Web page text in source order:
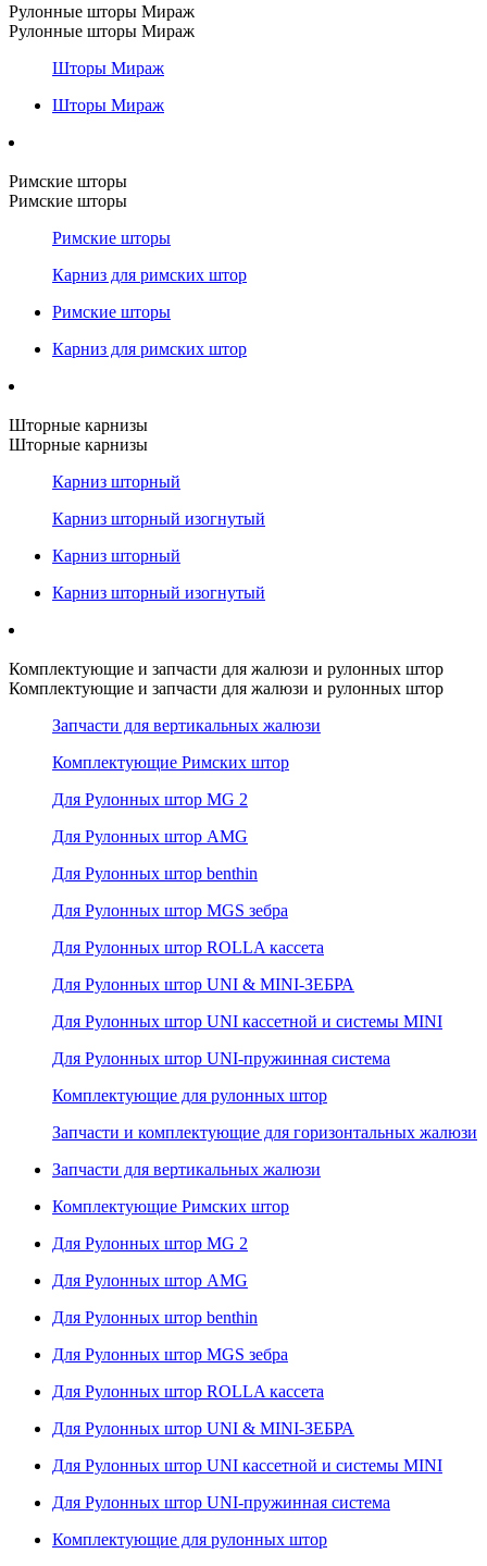
Рулонные шторы Мираж
Рулонные шторы Мираж
Шторы Мираж
Шторы Мираж
Римские шторы
Римские шторы
Римские шторы
Карниз для римских штор
Римские шторы
Карниз для римских штор
Шторные карнизы
Шторные карнизы
Карниз шторный
Карниз шторный изогнутый
Карниз шторный
Карниз шторный изогнутый
Комплектующие и запчасти для жалюзи и рулонных штор
Комплектующие и запчасти для жалюзи и рулонных штор
Запчасти для вертикальных жалюзи
Комплектующие Римских штор
Для Рулонных штор MG 2
Для Рулонных штор AMG
Для Рулонных штор benthin
Для Рулонных штор MGS зебра
Для Рулонных штор ROLLA кассета
Для Рулонных штор UNI & MINI-ЗЕБРА
Для Рулонных штор UNI кассетной и системы MINI
Для Рулонных штор UNI-пружинная система
Комплектующие для рулонных штор
Запчасти и комплектующие для горизонтальных жалюзи
Запчасти для вертикальных жалюзи
Комплектующие Римских штор
Для Рулонных штор MG 2
Для Рулонных штор AMG
Для Рулонных штор benthin
Для Рулонных штор MGS зебра
Для Рулонных штор ROLLA кассета
Для Рулонных штор UNI & MINI-ЗЕБРА
Для Рулонных штор UNI кассетной и системы MINI
Для Рулонных штор UNI-пружинная система
Комплектующие для рулонных штор